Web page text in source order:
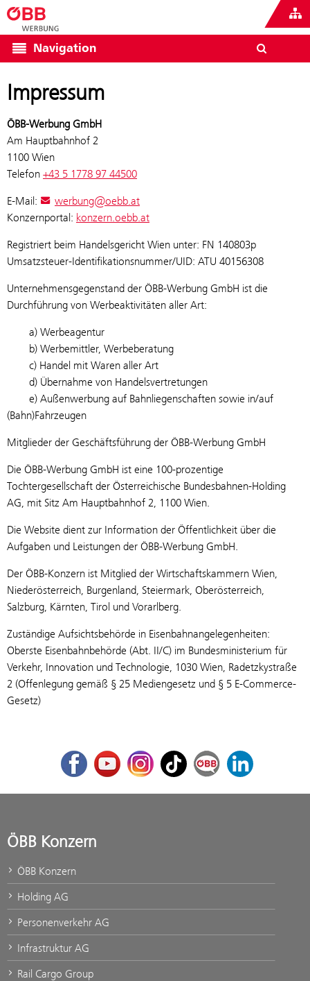
Navigation
Impressum
ÖBB-Werbung GmbH
Am Hauptbahnhof 2
1100 Wien
Telefon +43 5 1778 97 44500
E-Mail:
werbung@oebb.at
Konzernportal: konzern.oebb.at
Registriert beim Handelsgericht Wien unter: FN 140803p
Umsatzsteuer-Identifikationsnummer/UID: ATU 40156308
Unternehmensgegenstand der ÖBB-Werbung GmbH ist die
Durchführung von Werbeaktivitäten aller Art:
a) Werbeagentur
b) Werbemittler, Werbeberatung
c) Handel mit Waren aller Art
d) Übernahme von Handelsvertretungen
e) Außenwerbung auf Bahnliegenschaften sowie in/auf
(Bahn)Fahrzeugen
Mitglieder der Geschäftsführung der ÖBB-Werbung GmbH
Die ÖBB-Werbung GmbH ist eine 100-prozentige
Tochtergesellschaft der Österreichische Bundesbahnen-Holding
AG, mit Sitz Am Hauptbahnhof 2, 1100 Wien.
Die Website dient zur Information der Öffentlichkeit über die
Aufgaben und Leistungen der ÖBB-Werbung GmbH.
Der ÖBB-Konzern ist Mitglied der Wirtschaftskammern Wien,
Niederösterreich, Burgenland, Steiermark, Oberösterreich,
Salzburg, Kärnten, Tirol und Vorarlberg.
Zuständige Aufsichtsbehörde in Eisenbahnangelegenheiten:
Oberste Eisenbahnbehörde (Abt. II/C) im Bundesministerium für
Verkehr, Innovation und Technologie, 1030 Wien, Radetzkystraße
2 (Offenlegung gemäß § 25 Mediengesetz und § 5 E-Commerce-
Gesetz)
FacebookYoutubeInstagram
TikTok ÖBB Corporate Blog
LinkedIn
ÖBB Konzern
ÖBB Konzern
Holding AG
Personenverkehr AG
Infrastruktur AG
Rail Cargo Group